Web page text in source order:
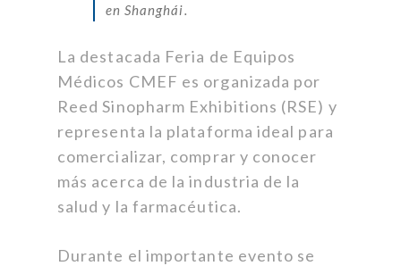
en Shanghái.
La destacada Feria de Equipos
Médicos CMEF es organizada por
Reed Sinopharm Exhibitions (RSE) y
representa la plataforma ideal para
comercializar, comprar y conocer
más acerca de la industria de la
salud y la farmacéutica.
Durante el importante evento se